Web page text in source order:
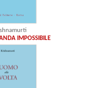
IMPOSSIBILE